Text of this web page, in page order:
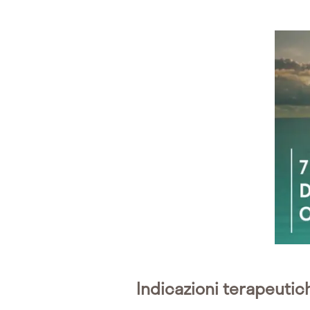
Indicazioni